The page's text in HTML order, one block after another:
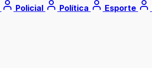
Policial Política Esporte